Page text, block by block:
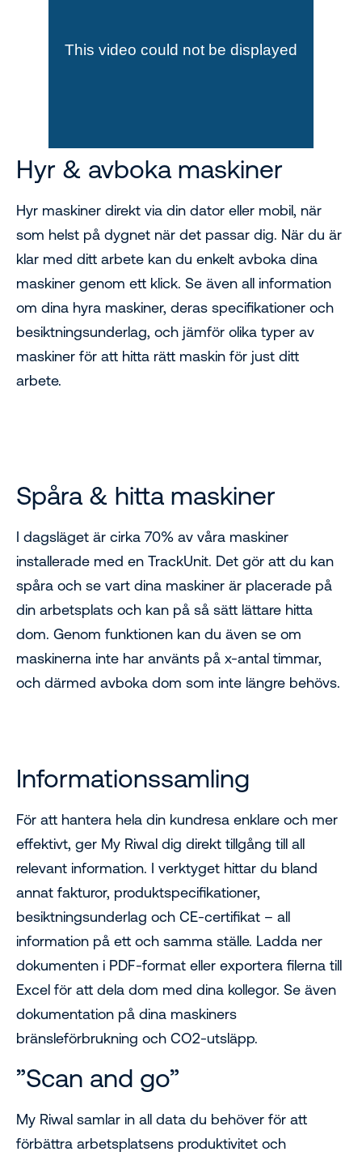
Hyr & avboka maskiner
Hyr maskiner direkt via din dator eller mobil, när
som helst på dygnet när det passar dig. När du är
klar med ditt arbete kan du enkelt avboka dina
maskiner genom ett klick. Se även all information
om dina hyra maskiner, deras specifikationer och
besiktningsunderlag, och jämför olika typer av
maskiner för att hitta rätt maskin för just ditt
arbete.
Spåra & hitta maskiner
I dagsläget är cirka 70% av våra maskiner
installerade med en TrackUnit. Det gör att du kan
spåra och se vart dina maskiner är placerade på
din arbetsplats och kan på så sätt lättare hitta
dom. Genom funktionen kan du även se om
maskinerna inte har använts på x-antal timmar,
och därmed avboka dom som inte längre behövs.
Informationssamling
För att hantera hela din kundresa enklare och mer
effektivt, ger My Riwal dig direkt tillgång till all
relevant information. I verktyget hittar du bland
annat fakturor, produktspecifikationer,
besiktningsunderlag och CE-certifikat – all
information på ett och samma ställe. Ladda ner
dokumenten i PDF-format eller exportera filerna till
Excel för att dela dom med dina kollegor. Se även
dokumentation på dina maskiners
bränsleförbrukning och CO2-utsläpp.
”Scan and go”
My Riwal samlar in all data du behöver för att
förbättra arbetsplatsens produktivitet och